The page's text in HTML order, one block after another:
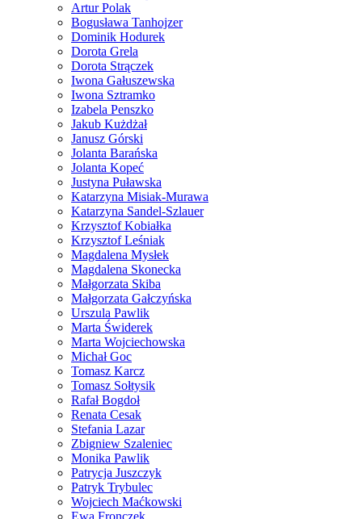
Artur Polak
Bogusława Tanhojzer
Dominik Hodurek
Dorota Grela
Dorota Strączek
Iwona Gałuszewska
Iwona Sztramko
Izabela Penszko
Jakub Kużdżał
Janusz Górski
Jolanta Barańska
Jolanta Kopeć
Justyna Puławska
Katarzyna Misiak-Murawa
Katarzyna Sandel-Szlauer
Krzysztof Kobiałka
Krzysztof Leśniak
Magdalena Mysłek
Magdalena Skonecka
Małgorzata Skiba
Małgorzata Gałczyńska
Urszula Pawlik
Marta Świderek
Marta Wojciechowska
Michał Goc
Tomasz Karcz
Tomasz Sołtysik
Rafał Bogdoł
Renata Cesak
Stefania Lazar
Zbigniew Szaleniec
Monika Pawlik
Patrycja Juszczyk
Patryk Trybulec
Wojciech Maćkowski
Ewa Fronczek